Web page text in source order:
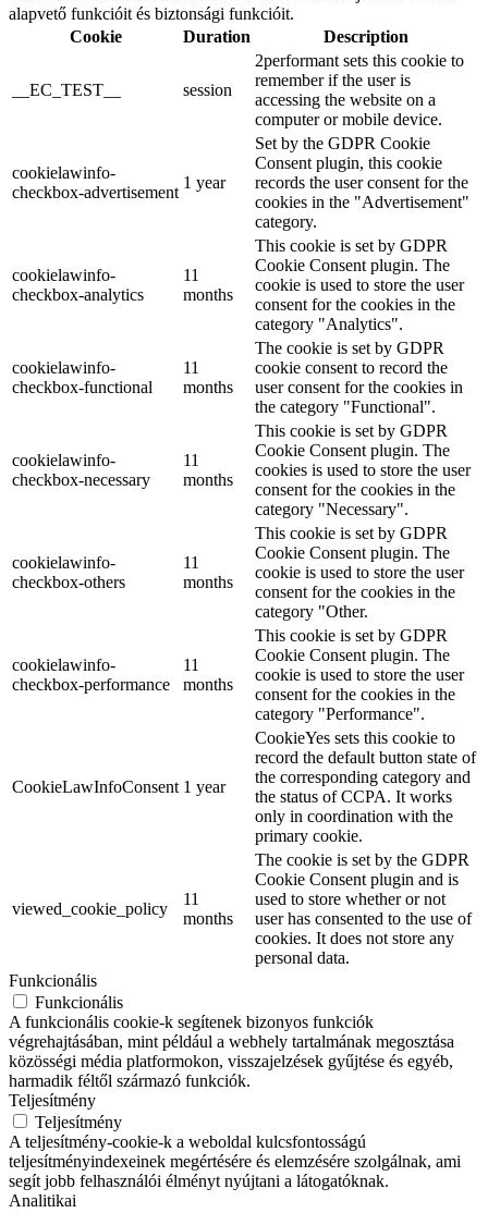
alapvető funkcióit és biztonsági funkcióit.
Cookie
Duration Description
__EC_TEST__ session
2performant sets this cookie to
remember if the user is
accessing the website on a
computer or mobile device.
cookielawinfo-
checkbox-advertisement
1 year
Set by the GDPR Cookie
Consent plugin, this cookie
records the user consent for the
cookies in the "Advertisement"
category.
cookielawinfo-
checkbox-analytics
11
months
This cookie is set by GDPR
Cookie Consent plugin. The
cookie is used to store the user
consent for the cookies in the
category "Analytics".
cookielawinfo-
checkbox-functional
11
months
The cookie is set by GDPR
cookie consent to record the
user consent for the cookies in
the category "Functional".
cookielawinfo-
checkbox-necessary
11
months
This cookie is set by GDPR
Cookie Consent plugin. The
cookies is used to store the user
consent for the cookies in the
category "Necessary".
cookielawinfo-
checkbox-others
11
months
This cookie is set by GDPR
Cookie Consent plugin. The
cookie is used to store the user
consent for the cookies in the
category "Other.
cookielawinfo-
checkbox-performance
11
months
This cookie is set by GDPR
Cookie Consent plugin. The
cookie is used to store the user
consent for the cookies in the
category "Performance".
CookieLawInfoConsent 1 year
CookieYes sets this cookie to
record the default button state of
the corresponding category and
the status of CCPA. It works
only in coordination with the
primary cookie.
viewed_cookie_policy
11
months
The cookie is set by the GDPR
Cookie Consent plugin and is
used to store whether or not
user has consented to the use of
cookies. It does not store any
personal data.
Funkcionális
Funkcionális
A funkcionális cookie-k segítenek bizonyos funkciók
végrehajtásában, mint például a webhely tartalmának megosztása
közösségi média platformokon, visszajelzések gyűjtése és egyéb,
harmadik féltől származó funkciók.
Teljesítmény
Teljesítmény
A teljesítmény-cookie-k a weboldal kulcsfontosságú
teljesítményindexeinek megértésére és elemzésére szolgálnak, ami
segít jobb felhasználói élményt nyújtani a látogatóknak.
Analitikai